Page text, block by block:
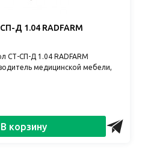
Д 1.04 RADFARM
СТ-СП-Д 1.04 RADFARM
медицинской мебели,
В корзину